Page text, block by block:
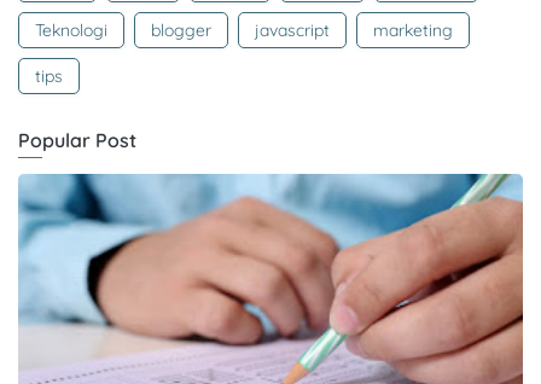
Teknologi blogger javascript marketing
tips
Popular Post